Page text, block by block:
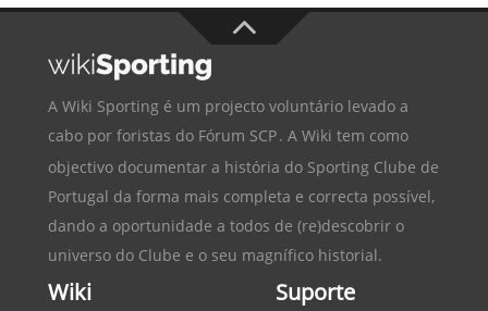
A Wiki Sporting é um projecto voluntário levado a
cabo por foristas do Fórum SCP. A Wiki tem como
objectivo documentar a história do Sporting Clube de
Portugal da forma mais completa e correcta possível,
dando a oportunidade a todos de (re)descobrir o
universo do Clube e o seu magnífico historial.
Wiki Suporte